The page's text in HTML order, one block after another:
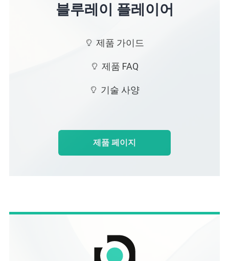
블루레이 플레이어
제품 가이드
제품 FAQ
기술 사양
제품 페이지